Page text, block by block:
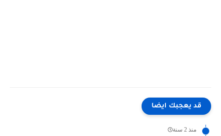
قد يعجبك ايضا
منذ 2 سنة